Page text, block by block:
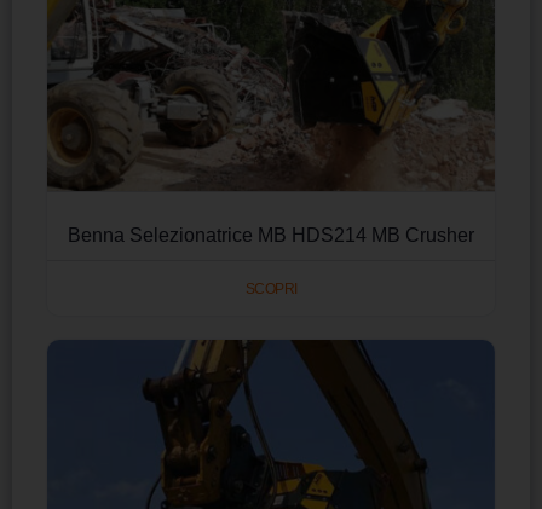
Benna Selezionatrice MB HDS214 MB Crusher
SCOPRI